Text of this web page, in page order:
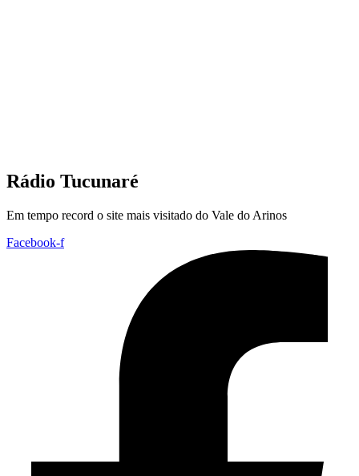
Rádio Tucunaré
Em tempo record o site mais visitado do Vale do Arinos
Facebook-f